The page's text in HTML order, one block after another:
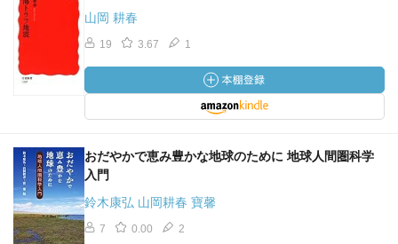
山岡 耕春
19 3.67 1
おだやかで恵み豊かな地球のために 地球人間圏科学
入門
鈴木康弘 山岡耕春 寶馨
7 0.00 2